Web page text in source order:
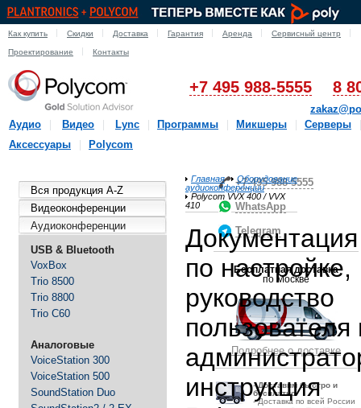
Как купить Скидки Доставка Гарантия Аренда Сервисный центр
Проектирование Контакты
+7 495 988-5555 8
Аудио
Видео Lync Программы Микшеры
Серверы
Аксессуары
Polycom
Вся продукция A-Z
Видеоконференции
Аудиоконференции
USB & Bluetooth
VoxBox
Trio 8500
Trio 8800
Trio C60
Аналоговые
VoiceStation 300
VoiceStation 500
SoundStation Duo
+7-495-988-5555
WhatsApp
Telegram
Бесплатная доставка
по Москве
Подробнее о доставке
-Доставим быстро и
бесплатно
- Доставка по всей России
Главная
Оборудование
аудиоконференции
Polycom VVX 400 / VVX
410
Документация
по настройке,
руководство
пользователя
инструкция